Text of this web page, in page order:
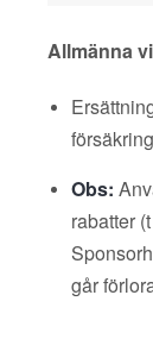
Allmänna
Obs:
rabatter
går